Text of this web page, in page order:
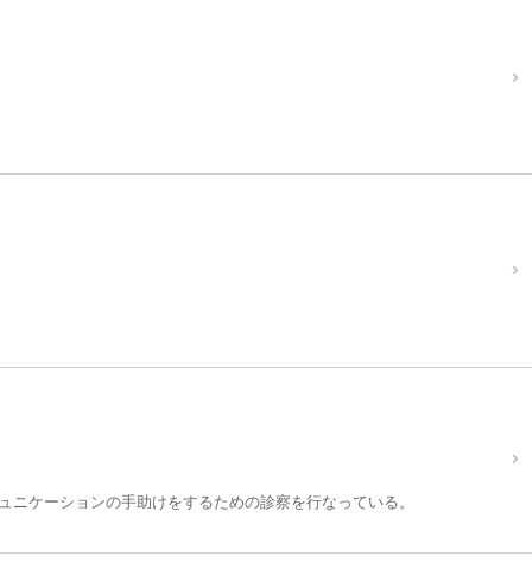
ケーションの手助けをするための診察を行なっている。